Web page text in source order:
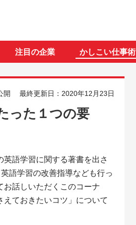
注目の企業 かしこい仕事術
開 最終更新日：2020年12月23日
った１つの要
英語学習に関する著書を出さ
語学習の改善指導なども行っ
お話しいただくこのコーナ
ておきたいコツ」について